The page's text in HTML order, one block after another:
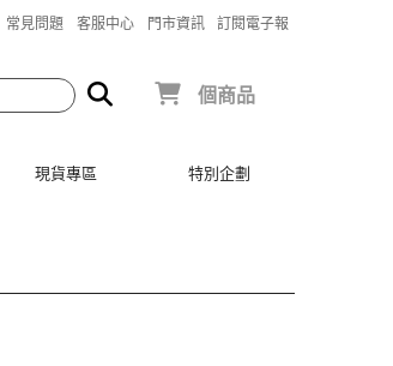
常見問題 客服中心 門市資訊 訂閱電子報
個商品
現貨專區 特別企劃